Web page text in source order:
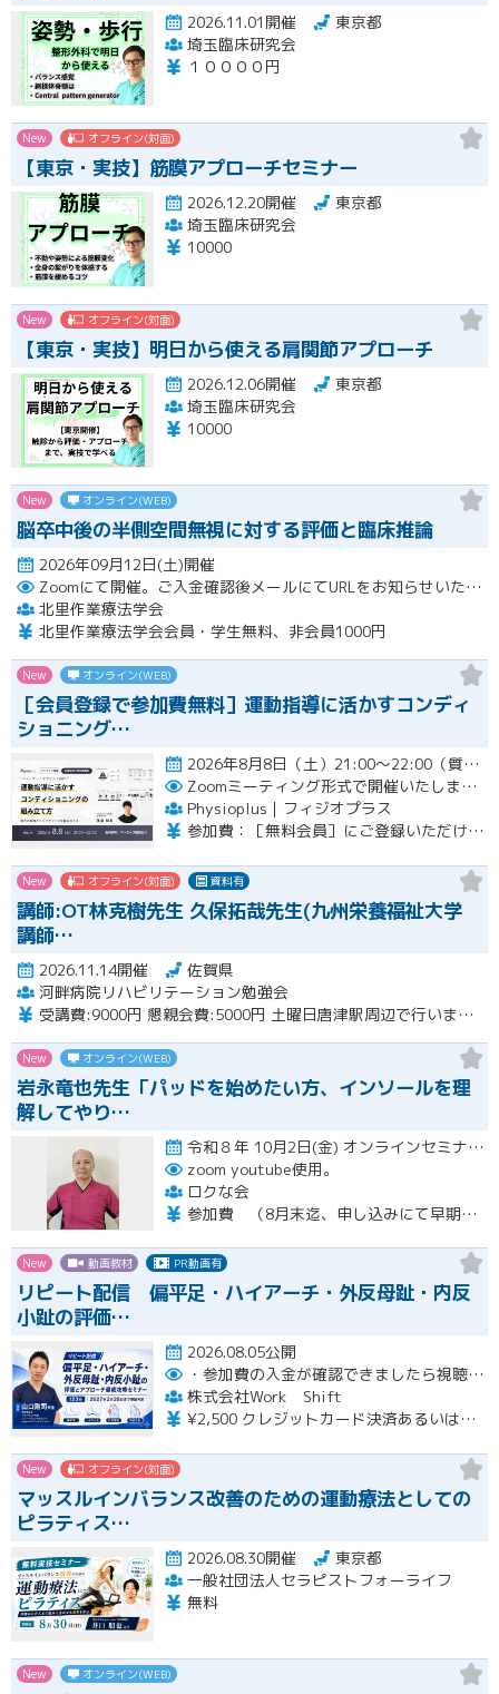
2026.11.01開催
東京都
埼玉臨床研究会
１００００円
New オフライン(対面)
【東京・実技】筋膜アプローチセミナー
2026.12.20開催
東京都
埼玉臨床研究会
10000
New オフライン(対面)
【東京・実技】明日から使える肩関節アプローチ
2026.12.06開催
東京都
埼玉臨床研究会
10000
New オンライン(WEB)
脳卒中後の半側空間無視に対する評価と臨床推論
2026年09月12日(土)開催
Zoomにて開催。ご入金確認後メールにてURLをお知らせいたします。
北里作業療法学会
北里作業療法学会会員・学生無料、非会員1000円
New オンライン(WEB)
［会員登録で参加費無料］運動指導に活かすコンディ
ショニング…
2026年8月8日（土）21:00〜22:00（質疑応答を含む）開催
Zoomミーティング形式で開催いたします。
Physioplus｜フィジオプラス
参加費：［無料会員］にご登録いただければ無料 ・月額会員：参加無料 ・年額会員：参加無料 ・通常チケット：5,000円（税込）
New オフライン(対面) 資料有
講師:OT林克樹先生 久保拓哉先生(九州栄養福祉大学
講師…
2026.11.14開催
佐賀県
河畔病院リハビリテーション勉強会
受講費:9000円 懇親会費:5000円 土曜日唐津駅周辺で行います。
New オンライン(WEB)
岩永竜也先生「パッドを始めたい方、インソールを理
解してやり…
令和８年 10月2日(金) オンラインセミナー 20:00〜22:00 10月18日(日) 実技セミナー（…開催
zoom youtube使用。
ロクな会
参加費 （8月末迄、申し込みにて早期申し込み割引） オンライン➕実技セミナー（対面式） 15500円 （8月末迄申し込みにて14500円） オンライン➕実技セミナーアーカイブ視聴 11000円 （8月末迄申し込みにて10000円） ※オンラインセミナーは後日、アーカイブ視聴可能です。 ※実技セミナー（対面式）参加者も後日、実技セミナーアーカイブ視聴可能です。
New 動画教材 PR動画有
リピート配信 偏平足・ハイアーチ・外反母趾・内反
小趾の評価…
2026.08.05公開
・参加費の入金が確認できましたら視聴用URLとパスワードおよび資料をお申込みいただきましたメールアドレスに送付します。
株式会社Work Shift
¥2,500 クレジットカード決済あるいは銀行振込となります。
New オフライン(対面)
マッスルインバランス改善のための運動療法としての
ピラティス…
2026.08.30開催
東京都
一般社団法人セラピストフォーライフ
無料
New オンライン(WEB)